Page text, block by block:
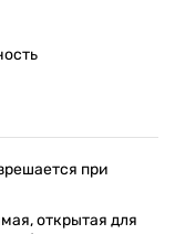
при
открытая для